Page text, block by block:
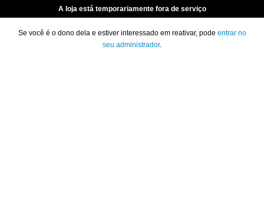
A loja está temporariamente fora de serviço
Se você é o dono dela e estiver interessado em reativar, pode entrar no
seu administrador.